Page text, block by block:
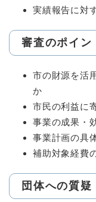
実績報告に対
審査のポイン
市の財源を活
か
市民の利益に
事業の成果・
事業計画の具
補助対象経費
団体への質疑